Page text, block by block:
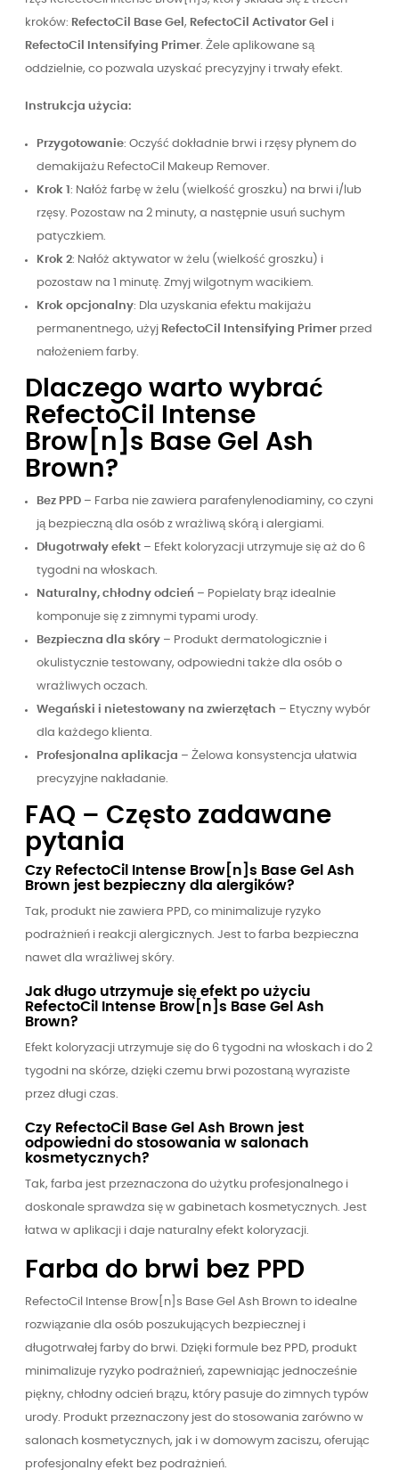
kroków: RefectoCil Base Gel , RefectoCil Activator Gel
i
RefectoCil Intensifying Primer. Żele aplikowane są
oddzielnie, co pozwala uzyskać precyzyjny i trwały efekt.
Instrukcja użycia:
Przygotowanie: Oczyść dokładnie brwi i rzęsy płynem do
demakijażu RefectoCil Makeup Remover.
Krok 1 : Nałóż farbę w żelu (wielkość groszku) na brwi i/lub
rzęsy. Pozostaw na 2 minuty, a następnie usuń suchym
patyczkiem.
Krok 2: Nałóż aktywator w żelu (wielkość groszku) i
pozostaw na 1 minutę. Zmyj wilgotnym wacikiem.
Krok opcjonalny: Dla uzyskania efektu makijażu
permanentnego, użyj RefectoCil Intensifying Primer przed
nałożeniem farby.
Dlaczego warto wybrać
RefectoCil Intense
Brow[n]s Base Gel Ash
Brown?
Bez PPD – Farba nie zawiera parafenylenodiaminy, co czyni
ją bezpieczną dla osób z wrażliwą skórą i alergiami.
Długotrwały efekt – Efekt koloryzacji utrzymuje się aż do 6
tygodni na włoskach.
Naturalny, chłodny odcień – Popielaty brąz idealnie
komponuje się z zimnymi typami urody.
Bezpieczna dla skóry – Produkt dermatologicznie i
okulistycznie testowany, odpowiedni także dla osób o
wrażliwych oczach.
Wegański i nietestowany na zwierzętach – Etyczny wybór
dla każdego klienta.
Profesjonalna aplikacja – Żelowa konsystencja ułatwia
precyzyjne nakładanie.
FAQ – Często zadawane
pytania
Czy RefectoCil Intense Brow[n]s Base Gel Ash
Brown jest bezpieczny dla alergików?
Tak, produkt nie zawiera PPD, co minimalizuje ryzyko
podrażnień i reakcji alergicznych. Jest to farba bezpieczna
nawet dla wrażliwej skóry.
Jak długo utrzymuje się efekt po użyciu
RefectoCil Intense Brow[n]s Base Gel Ash
Brown?
Efekt koloryzacji utrzymuje się do 6 tygodni na włoskach i do 2
tygodni na skórze, dzięki czemu brwi pozostaną wyraziste
przez długi czas.
Czy RefectoCil Base Gel Ash Brown jest
odpowiedni do stosowania w salonach
kosmetycznych?
Tak, farba jest przeznaczona do użytku profesjonalnego i
doskonale sprawdza się w gabinetach kosmetycznych. Jest
łatwa w aplikacji i daje naturalny efekt koloryzacji.
Farba do brwi bez PPD
RefectoCil Intense Brow[n]s Base Gel Ash Brown to idealne
rozwiązanie dla osób poszukujących bezpiecznej i
długotrwałej farby do brwi. Dzięki formule bez PPD, produkt
minimalizuje ryzyko podrażnień, zapewniając jednocześnie
piękny, chłodny odcień brązu, który pasuje do zimnych typów
urody. Produkt przeznaczony jest do stosowania zarówno w
salonach kosmetycznych, jak i w domowym zaciszu, oferując
profesjonalny efekt bez podrażnień.